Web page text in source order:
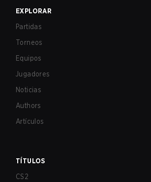
EXPLORAR
Partidas
Torneos
Equipos
Jugadores
Noticias
Authors
Artículos
TÍTULOS
CS2